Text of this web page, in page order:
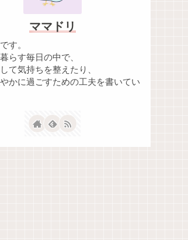
ママドリ
す。
らす毎日の中で、
て気持ちを整えたり、
かに過ごすための工夫を書いてい